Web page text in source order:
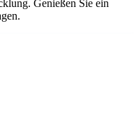
Genießen Sie ein